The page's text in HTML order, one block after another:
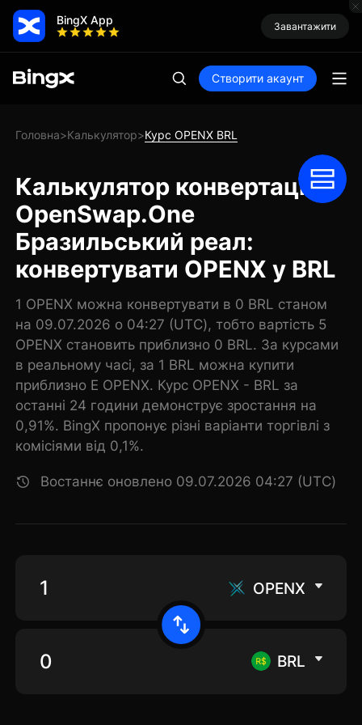
BingX App Завантажити
Створити акаунт
Головна>Калькулятор>Курс OPENX BRL
Калькулятор конвертації
OpenSwap.One
Бразильський реал:
конвертувати OPENX у BRL
1 OPENX можна конвертувати в 0 BRL станом
на 09.07.2026 о 04:27 (UTC), тобто вартість 5
OPENX становить приблизно 0 BRL. За курсами
в реальному часі, за 1 BRL можна купити
приблизно E OPENX. Курс OPENX - BRL за
останні 24 години демонструє зростання на
0,91%. BingX пропонує різні варіанти торгівлі з
комісіями від 0,1%.
Востаннє оновлено 09.07.2026 04:27 (UTC)
OPENX
BRL